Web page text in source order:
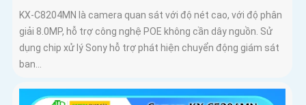
KX-C8204MN là camera quan sát với độ nét cao, với độ phân
giải 8.0MP, hỗ trợ công nghệ POE không cần dây nguồn. Sử
dụng chip xử lý Sony hỗ trợ phát hiện chuyển động giám sát
ban...